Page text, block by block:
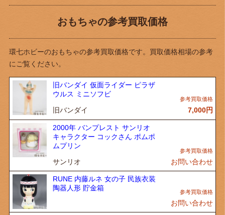
おもちゃの参考買取価格
環七ホビーのおもちゃの参考買取価格です。買取価格相場の参考
にご覧ください。
旧バンダイ 仮面ライダー ピラザ
ウルス ミニソフビ
旧バンダイ 7,000円
2000年 バンプレスト サンリオ
キャラクター コックさん ポムポ
ムプリン
サンリオ お問い合わせ
RUNE 内藤ルネ 女の子 民族衣装
陶器人形 貯金箱
お問い合わせ